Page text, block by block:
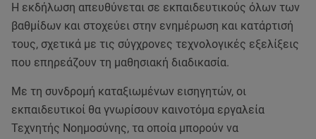
Η εκδήλωση απευθύνεται σε εκπαιδευτικούς όλων των
βαθμίδων και στοχεύει στην ενημέρωση και κατάρτισή
τους, σχετικά με τις σύγχρονες τεχνολογικές εξελίξεις
που επηρεάζουν τη μαθησιακή διαδικασία.
Με τη συνδρομή καταξιωμένων εισηγητών, οι
εκπαιδευτικοί θα γνωρίσουν καινοτόμα εργαλεία
Τεχνητής Νοημοσύνης, τα οποία μπορούν να